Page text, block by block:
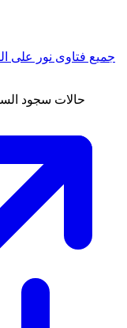
جميع فتاوى نور على
6943 - حالات